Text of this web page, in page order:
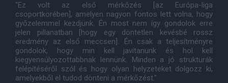
"Ez volt az első mérkőzés [az Európa-liga
csoportkörében], amelyen nagyon fontos lett volna, hogy
győzelemmel kezdjünk. Én most nem így gondolok erre
jelen pillanatban [hogy egy döntetlen kevésbé rossz
eredmény az első meccsen]. Én csak a teljesítményre
gondolok, hogy min kell javítanunk és hol kell
kiegyensúlyozottabbnak lennünk. Minden a jó strukturák
felépítéséről szól és hogy olyan helyzeteket dolgozz ki,
amelyekből el tudod dönteni a mérkőzést."